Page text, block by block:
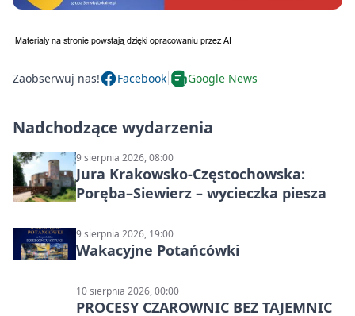
Zaobserwuj nas! Facebook Google News
Nadchodzące wydarzenia
9 sierpnia 2026, 08:00
Jura Krakowsko-Częstochowska:
Poręba–Siewierz – wycieczka piesza
9 sierpnia 2026, 19:00
Wakacyjne Potańcówki
10 sierpnia 2026, 00:00
PROCESY CZAROWNIC BEZ TAJEMNIC